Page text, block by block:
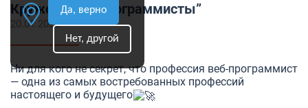
Да, верно
Нет, другой
Кружок “Веб-программисты”
20.01.2020
Ни для кого не секрет, что профессия веб-программист
— одна из самых востребованных профессий
настоящего и будущего